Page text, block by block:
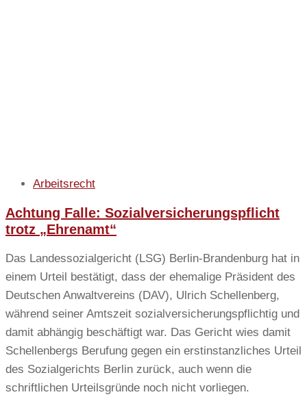
Arbeitsrecht
Achtung Falle: Sozialversicherungspflicht
trotz „Ehrenamt“
Das Landessozialgericht (LSG) Berlin-Brandenburg hat in
einem Urteil bestätigt, dass der ehemalige Präsident des
Deutschen Anwaltvereins (DAV), Ulrich Schellenberg,
während seiner Amtszeit sozialversicherungspflichtig und
damit abhängig beschäftigt war. Das Gericht wies damit
Schellenbergs Berufung gegen ein erstinstanzliches Urteil
des Sozialgerichts Berlin zurück, auch wenn die
schriftlichen Urteilsgründe noch nicht vorliegen.